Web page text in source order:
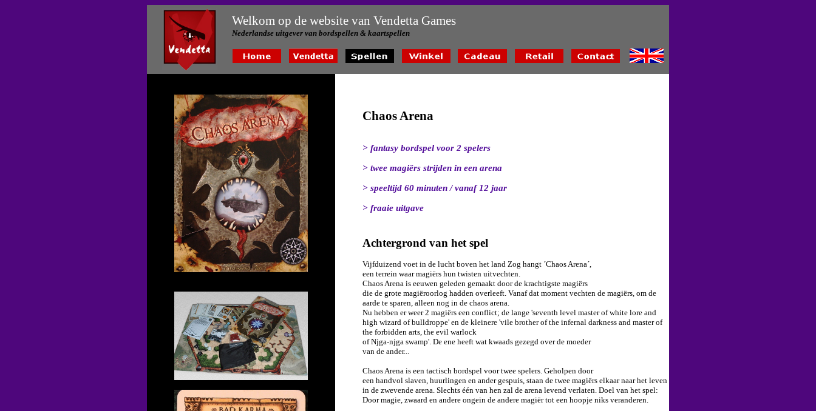
Welkom op de website van Vendetta Games
Nederlandse uitgever van bordspellen & kaartspellen
Chaos Arena
> fantasy bordspel voor 2 spelers
> twee magiërs strijden in een arena
> speeltijd 60 minuten / vanaf 12 jaar
> fraaie uitgave
Achtergrond van het spel
Vijfduizend voet in de lucht boven het land Zog hangt ´Chaos Arena´,
een terrein waar magiërs hun twisten uitvechten.
Chaos Arena is eeuwen geleden gemaakt door de krachtigste magiërs
die de grote magiëroorlog hadden overleeft. Vanaf dat moment vechten de magiërs, om de
aarde te sparen, alleen nog in de chaos arena.
Nu hebben er weer 2 magiërs een conflict; de lange 'seventh level master of white lore and
high wizard of bulldroppe' en de kleinere 'vile brother of the infernal darkness and master of
the forbidden arts, the evil warlock
of Njga-njga swamp'. De ene heeft wat kwaads gezegd over de moeder
van de ander...
Chaos Arena is een tactisch bordspel voor twee spelers. Geholpen door
een handvol slaven, huurlingen en ander gespuis, staan de twee magiërs elkaar naar het leven
in de zwevende arena. Slechts één van hen zal de arena levend verlaten. Doel van het spel:
Door magie, zwaard en andere ongein de andere magiër tot een hoopje niks veranderen.